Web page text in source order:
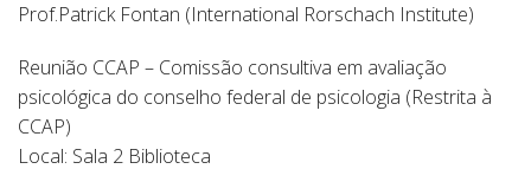
Prof.Patrick Fontan (International Rorschach Institute)
Reunião CCAP – Comissão consultiva em avaliação
psicológica do conselho federal de psicologia (Restrita à
CCAP)
Local: Sala 2 Biblioteca